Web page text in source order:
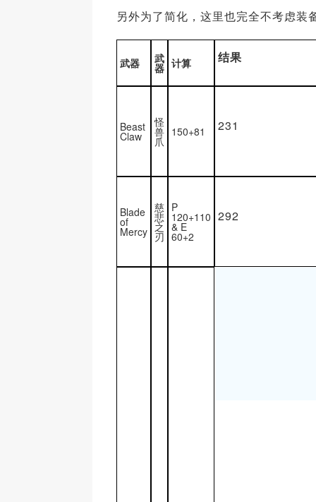
另外为了简化，这里也完全不考虑装
武器 武
器 计算 结果
Beast
Claw
怪
兽
爪
150+81 231
Blade
of
Mercy
慈
悲
之
刃
P
120+110
& E
60+2
292